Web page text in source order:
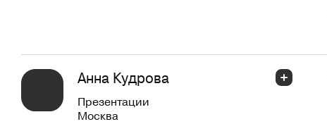
Анна Кудрова
Презентации
Москва